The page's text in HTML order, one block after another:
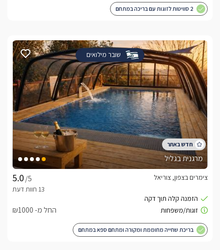
2 סוויטות לזוגות עם בריכה במתחם
שובר מילואים
מרגנית בגליל
/5
צימרים בצפון, צוריאל
החל מ- ₪1000
בריכת שחייה מחוממת ומקורה ומתחם ספא במתחם